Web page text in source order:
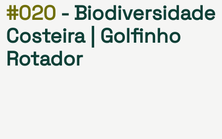
#020 - Biodiversidade
Costeira | Golfinho
Rotador